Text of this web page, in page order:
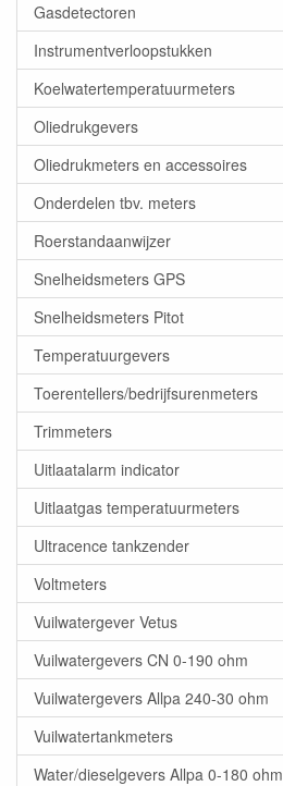
Gasdetectoren
Instrumentverloopstukken
Koelwatertemperatuurmeters
Oliedrukgevers
Oliedrukmeters en accessoires
Onderdelen tbv. meters
Roerstandaanwijzer
Snelheidsmeters GPS
Snelheidsmeters Pitot
Temperatuurgevers
Toerentellers/bedrijfsurenmeters
Trimmeters
Uitlaatalarm indicator
Uitlaatgas temperatuurmeters
Ultracence tankzender
Voltmeters
Vuilwatergever Vetus
Vuilwatergevers CN 0-190 ohm
Vuilwatergevers Allpa 240-30 ohm
Vuilwatertankmeters
Water/dieselgevers Allpa 0-180 ohm